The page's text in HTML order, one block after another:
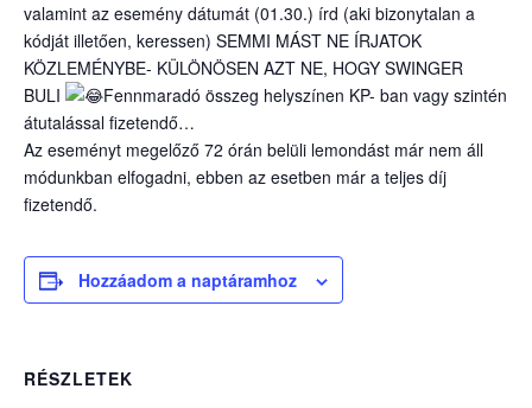
valamint az esemény dátumát (01.30.) írd (aki bizonytalan a
kódját illetően, keressen) SEMMI MÁST NE ÍRJATOK
KÖZLEMÉNYBE- KÜLÖNÖSEN AZT NE, HOGY SWINGER
BULI
Fennmaradó összeg helyszínen KP- ban vagy szintén
átutalással fizetendő…
Az eseményt megelőző 72 órán belüli lemondást már nem áll
módunkban elfogadni, ebben az esetben már a teljes díj
fizetendő.
Hozzáadom a naptáramhoz
RÉSZLETEK